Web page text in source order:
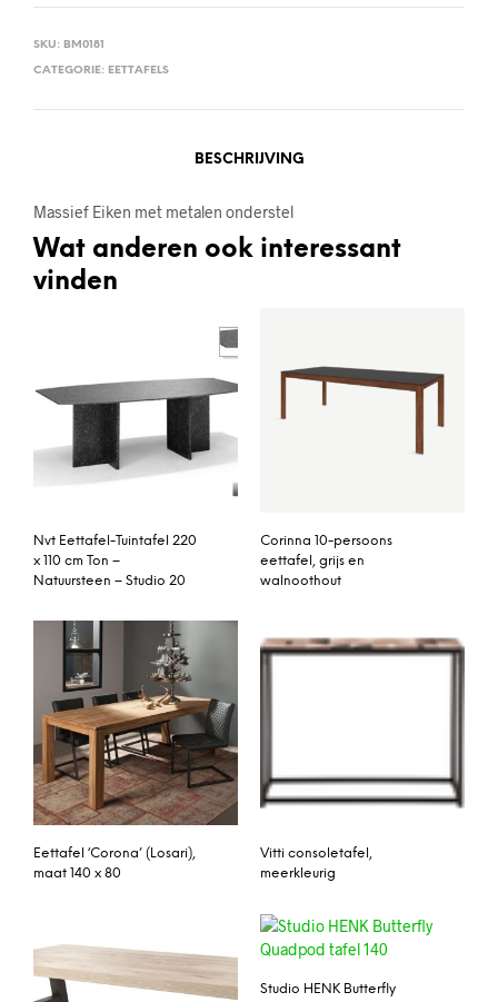
SKU: BM0181
CATEGORIE: EETTAFELS
BESCHRIJVING
Massief Eiken met metalen onderstel
Wat anderen ook interessant
vinden
Nvt Eettafel-Tuintafel 220
x 110 cm Ton –
Natuursteen – Studio 20
Corinna 10-persoons
eettafel, grijs en
walnoothout
Eettafel ‘Corona’ (Losari),
maat 140 x 80
Vitti consoletafel,
meerkleurig
Studio HENK Butterfly